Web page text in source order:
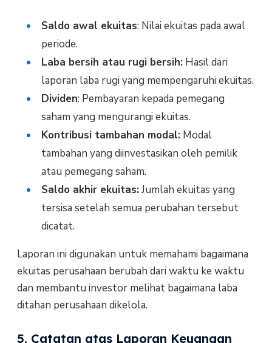
Saldo awal ekuitas: Nilai ekuitas pada awal
periode.
Laba bersih atau rugi bersih:Hasil dari
laporan laba rugi yang mempengaruhi ekuitas.
Dividen: Pembayaran kepada pemegang
saham yang mengurangi ekuitas.
Kontribusi tambahan modal:Modal
tambahan yang diinvestasikan oleh pemilik
atau pemegang saham.
Saldo akhir ekuitas:Jumlah ekuitas yang
tersisa setelah semua perubahan tersebut
dicatat.
Laporan ini digunakan untuk memahami bagaimana
ekuitas perusahaan berubah dari waktu ke waktu
dan membantu investor melihat bagaimana laba
ditahan perusahaan dikelola.
5. Catatan atas Laporan Keuangan